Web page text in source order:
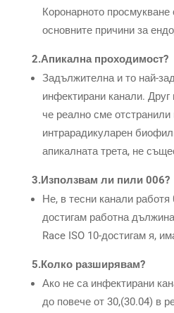
Коронарното
основните причини за
2.Апикална проходимост?
Задължителна и то най-
инфектирани канали. Друг
че реално сме отстранили
интрарадикуларен
апикалната трета, не
3.Използвам ли пили 006?
Не, в тесни канали
достигам работна
Race ISO 10-достигам я,
5.Колко разширявам?
Ако не са инфектирани
до повече от 30,(30.04) в